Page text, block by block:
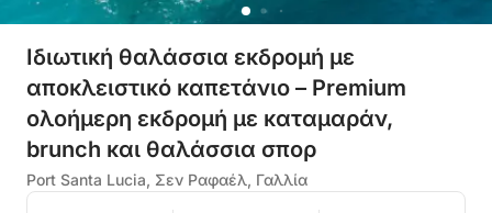
Ιδιωτική θαλάσσια εκδρομή με
αποκλειστικό καπετάνιο – Premium
ολοήμερη εκδρομή με καταμαράν,
brunch και θαλάσσια σπορ
Port Santa Lucia, Σεν Ραφαέλ, Γαλλία